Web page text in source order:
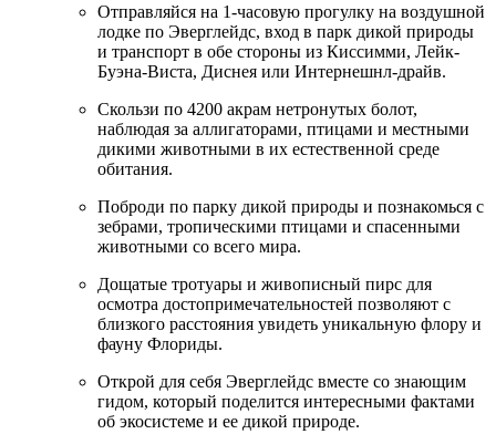
Отправляйся на 1-часовую прогулку на воздушной
лодке по Эверглейдс, вход в парк дикой природы
и транспорт в обе стороны из Киссимми, Лейк-
Буэна-Виста, Диснея или Интернешнл-драйв.
Скользи по 4200 акрам нетронутых болот,
наблюдая за аллигаторами, птицами и местными
дикими животными в их естественной среде
обитания.
Поброди по парку дикой природы и познакомься с
зебрами, тропическими птицами и спасенными
животными со всего мира.
Дощатые тротуары и живописный пирс для
осмотра достопримечательностей позволяют с
близкого расстояния увидеть уникальную флору и
фауну Флориды.
Открой для себя Эверглейдс вместе со знающим
гидом, который поделится интересными фактами
об экосистеме и ее дикой природе.